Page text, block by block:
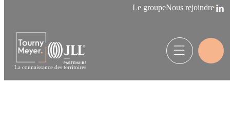
Le groupeNous rejoindre
La connaissance des territoires